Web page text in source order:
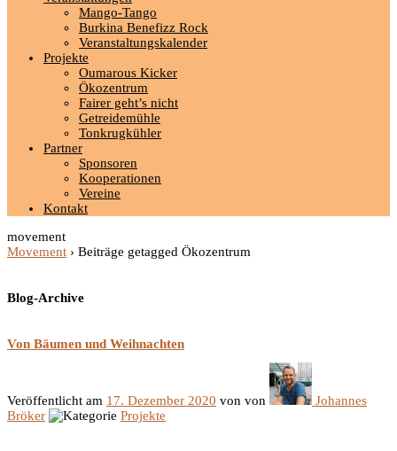
Mango-Tango
Burkina Benefizz Rock
Veranstaltungskalender
Projekte
Oumarous Kicker
Ökozentrum
Fairer geht’s nicht
Getreidemühle
Tonkrugkühler
Partner
Sponsoren
Kooperationen
Vereine
Kontakt
movement
Movement › Beiträge getagged Ökozentrum
Blog-Archive
Von Bäumen und Weihnachten
Veröffentlicht am 17. Dezember 2020 von von
Johannes
Bröker
Projekte